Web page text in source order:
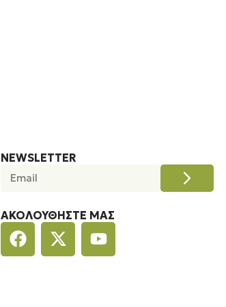
NEWSLETTER
ΑΚΟΛΟΥΘΉΣΤΕ ΜΑΣ